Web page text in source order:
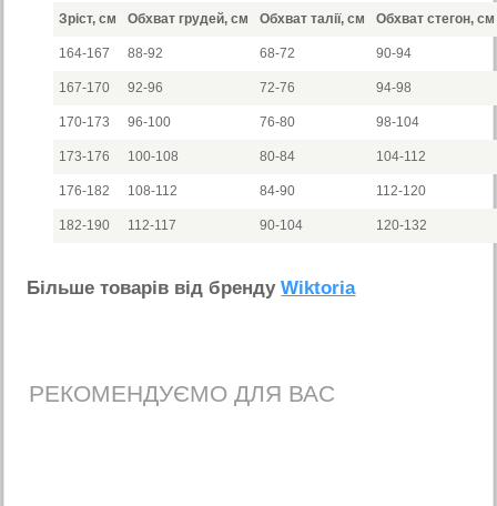
Зріст, см Обхват грудей, см Обхват талії, см Обхват стегон, см
164-167 88-92 68-72 90-94
167-170 92-96 72-76 94-98
170-173 96-100 76-80 98-104
173-176 100-108 80-84 104-112
176-182 108-112 84-90 112-120
182-190 112-117 90-104 120-132
Бiльше товарiв вiд брендуWiktoria
РЕКОМЕНДУЄМО ДЛЯ ВАС